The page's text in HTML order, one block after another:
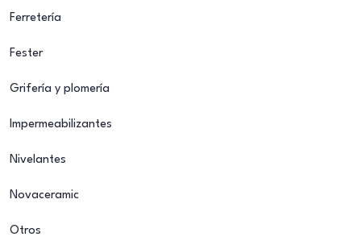
Ferretería
Fester
Grifería y plomería
Impermeabilizantes
Nivelantes
Novaceramic
Otros